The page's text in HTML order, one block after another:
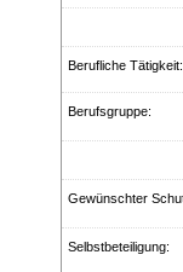
Berufliche Tätigkeit:
Berufsgruppe:
Gewünschter
Selbstbeteiligung: